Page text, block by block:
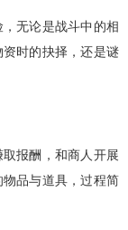
无论是战斗中的相
时的抉择，还是谜
报酬，和商人开展
品与道具，过程简